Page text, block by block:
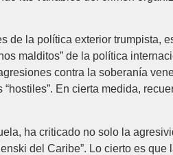
de la política exterior trumpista,
malditos” de la política
contra la soberanía
En cierta medida,
ha criticado no solo la
del Caribe”. Lo cierto es